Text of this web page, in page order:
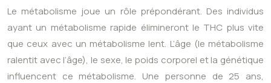
Le métabolisme joue un rôle prépondérant. Des individus
ayant un métabolisme rapide élimineront le THC plus vite
que ceux avec un métabolisme lent. L’âge (le métabolisme
ralentit avec l’âge), le sexe, le poids corporel et la génétique
influencent ce métabolisme. Une personne de 25 ans,